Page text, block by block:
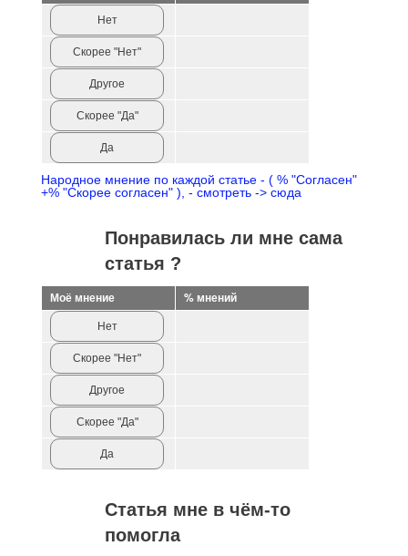
Нет
Скорее "Нет"
Другое
Скорее "Да"
Да
Народное мнение по каждой статье - ( % "Согласен"
+% "Скорее согласен" ), - смотреть -> сюда
Понравилась ли мне сама
статья ?
Моё мнение % мнений
Нет
Скорее "Нет"
Другое
Скорее "Да"
Да
Статья мне в чём-то
помогла